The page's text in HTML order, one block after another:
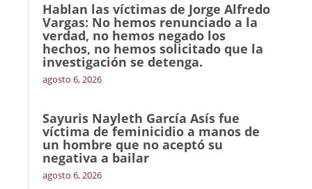
Hablan las víctimas de Jorge Alfredo
Vargas: No hemos renunciado a la
verdad, no hemos negado los
hechos, no hemos solicitado que la
investigación se detenga.
agosto 6, 2026
Sayuris Nayleth García Asís fue
víctima de feminicidio a manos de
un hombre que no aceptó su
negativa a bailar
agosto 6, 2026